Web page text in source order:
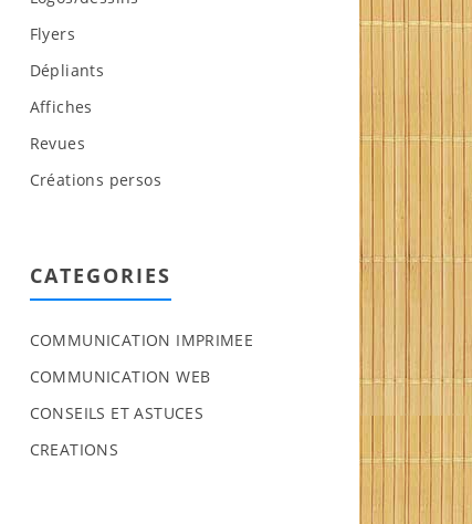
Flyers
Dépliants
Affiches
Revues
Créations persos
CATEGORIES
COMMUNICATION IMPRIMEE
COMMUNICATION WEB
CONSEILS ET ASTUCES
CREATIONS